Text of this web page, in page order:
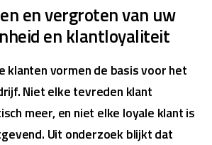
en vergroten van uw
en klantloyaliteit
klanten vormen de basis voor het
Niet elke tevreden klant
meer, en niet elke loyale klant is
Uit onderzoek blijkt dat